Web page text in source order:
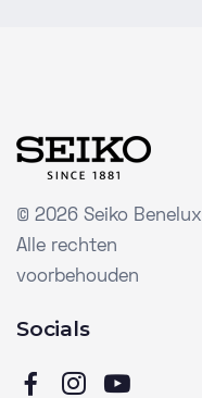
© 2026 Seiko Benelux
Alle rechten
voorbehouden
Socials